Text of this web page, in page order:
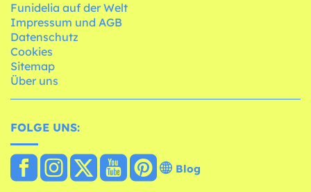
Funidelia auf der Welt
Impressum und AGB
Datenschutz
Cookies
Sitemap
Über uns
FOLGE UNS:
Blog